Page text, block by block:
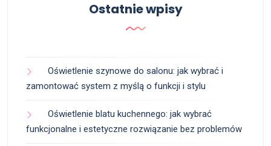
Ostatnie wpisy
Oświetlenie szynowe do salonu: jak wybrać i
zamontować system z myślą o funkcji i stylu
Oświetlenie blatu kuchennego: jak wybrać
funkcjonalne i estetyczne rozwiązanie bez problemów